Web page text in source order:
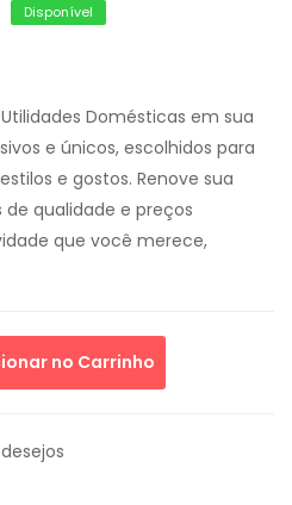
Disponível
Domésticas em sua
e únicos, escolhidos para
e gostos. Renove sua
qualidade e preços
que você merece,
no Carrinho